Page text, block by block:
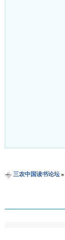
三农中国读书论坛»